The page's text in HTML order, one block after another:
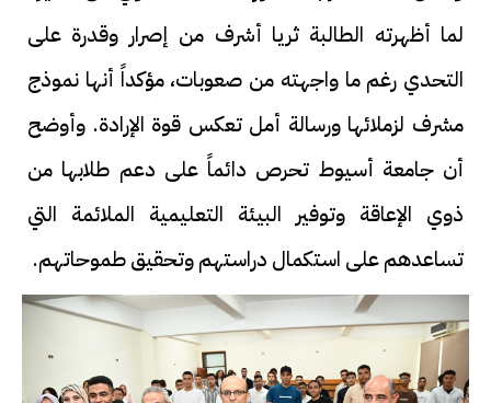
لما أظهرته الطالبة ثريا أشرف من إصرار وقدرة على
التحدي رغم ما واجهته من صعوبات، مؤكداً أنها نموذج
مشرف لزملائها ورسالة أمل تعكس قوة الإرادة. وأوضح
أن جامعة أسيوط تحرص دائماً على دعم طلابها من
ذوي الإعاقة وتوفير البيئة التعليمية الملائمة التي
تساعدهم على استكمال دراستهم وتحقيق طموحاتهم.